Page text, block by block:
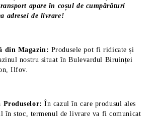
apare în coșul de cumpărături
adresei de livrare!
din Magazin: Produsele pot fi ridicate și
nostru situat în Bulevardul Biruinței
Ilfov.
Produselor: În cazul în care produsul ales
în stoc, termenul de livrare va fi comunicat